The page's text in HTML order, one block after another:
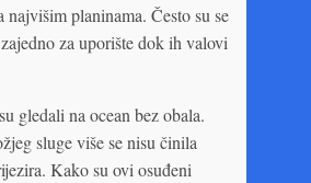
planinama. Često su se
za uporište dok ih valovi
gledali na ocean bez obala.
sluge više se nisu činila
Kako su ovi osuđeni